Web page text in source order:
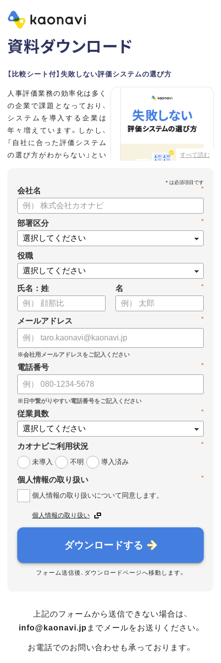
資料ダウンロード
【比較シート付】失敗しない評価システムの選び方
すべて読む
人事評価業務の効率化は多く
の企業で課題となっており、
システムを導入する企業は
年々増えています。しかし、
「自社に合った評価システム
の選び方がわからない」とい
こちらの資料では、
・人事評価システムが必要な企業の特徴
・導入検討に必要な3つの視点
・7つの選定ポイント
についてまとめましたので、ぜひお役立てください。
*
会社名
*
部署区分
役職
氏名：姓 *
名
*
メールアドレス
*
電話番号
*
従業員数
*
カオナビご利用状況
未導入
不明 導入済み
*
個人情報の取り扱い
個人情報の取り扱いについて同意します。
個人情報の取り扱い
ダウンロードする
フォーム送信後、ダウンロードページへ移動します。
上記のフォームから送信できない場合は、
info@kaonavi.jp までメールをお送りください。
お電話でのお問い合わせも承っております。